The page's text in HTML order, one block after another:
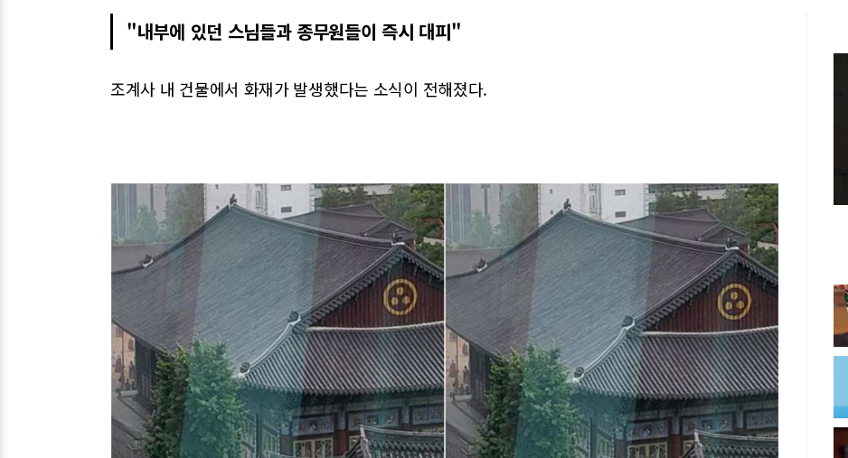
"내부에 있던 스님들과 종무원들이 즉시 대피"
조계사 내 건물에서 화재가 발생했다는 소식이 전해졌다.